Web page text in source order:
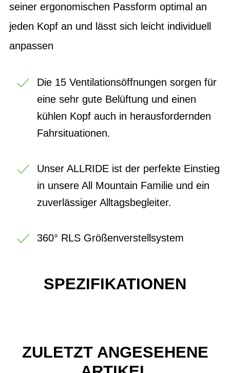
seiner ergonomischen Passform optimal an
jeden Kopf an und lässt sich leicht individuell
anpassen
Die 15 Ventilationsöffnungen sorgen für
eine sehr gute Belüftung und einen
kühlen Kopf auch in herausfordernden
Fahrsituationen.
Unser ALLRIDE ist der perfekte Einstieg
in unsere All Mountain Familie und ein
zuverlässiger Alltagsbegleiter.
360° RLS Größenverstellsystem
SPEZIFIKATIONEN
ZULETZT ANGESEHENE